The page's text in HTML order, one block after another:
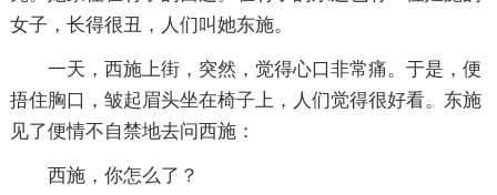
女子，长得很丑，人们叫她东施。
一天，西施上街，突然，觉得心口非常痛。于是，便
捂住胸口，皱起眉头坐在椅子上，人们觉得很好看。东施
见了便情不自禁地去问西施：
西施，你怎么了？